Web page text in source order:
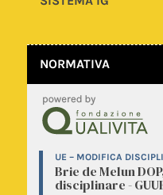
NORMATIVA
UE – MODIFICA
Brie de Melun
disciplinare -